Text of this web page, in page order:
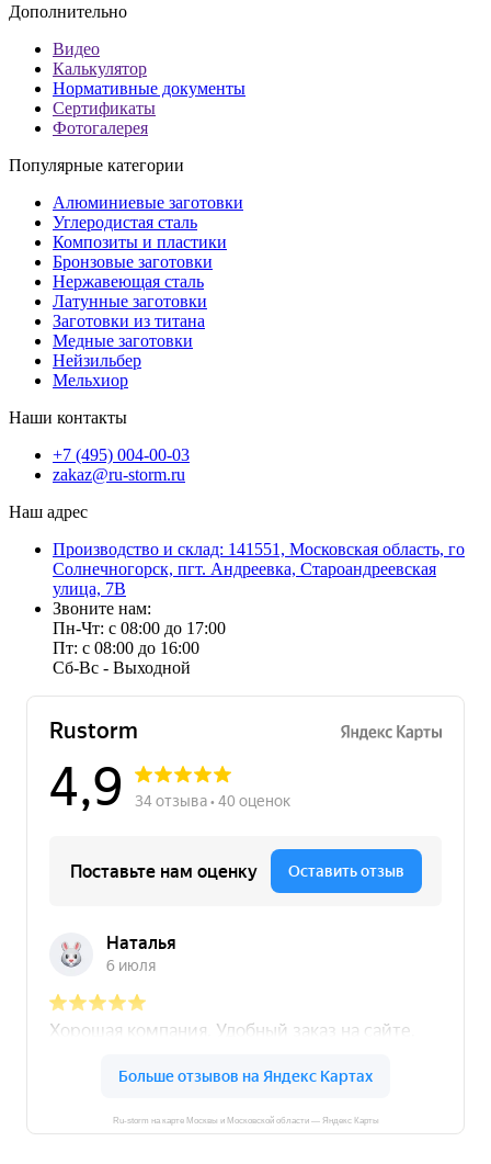
Дополнительно
Видео
Калькулятор
Нормативные документы
Сертификаты
Фотогалерея
Популярные категории
Алюминиевые заготовки
Углеродистая сталь
Композиты и пластики
Бронзовые заготовки
Нержавеющая сталь
Латунные заготовки
Заготовки из титана
Медные заготовки
Нейзильбер
Мельхиор
Наши контакты
+7 (495) 004-00-03
zakaz@ru-storm.ru
Наш адрес
Производство и склад: 141551, Московская область, го
Солнечногорск, пгт. Андреевка, Староандреевская
улица, 7В
Звоните нам:
Пн-Чт: с 08:00 до 17:00
Пт: с 08:00 до 16:00
Сб-Вс - Выходной
Ru-storm на карте Москвы и Московской области — Яндекс Карты